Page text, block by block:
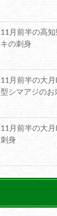
11月前半の高
キの刺身
11月前半の大
型シマアジのお
11月前半の大
刺身